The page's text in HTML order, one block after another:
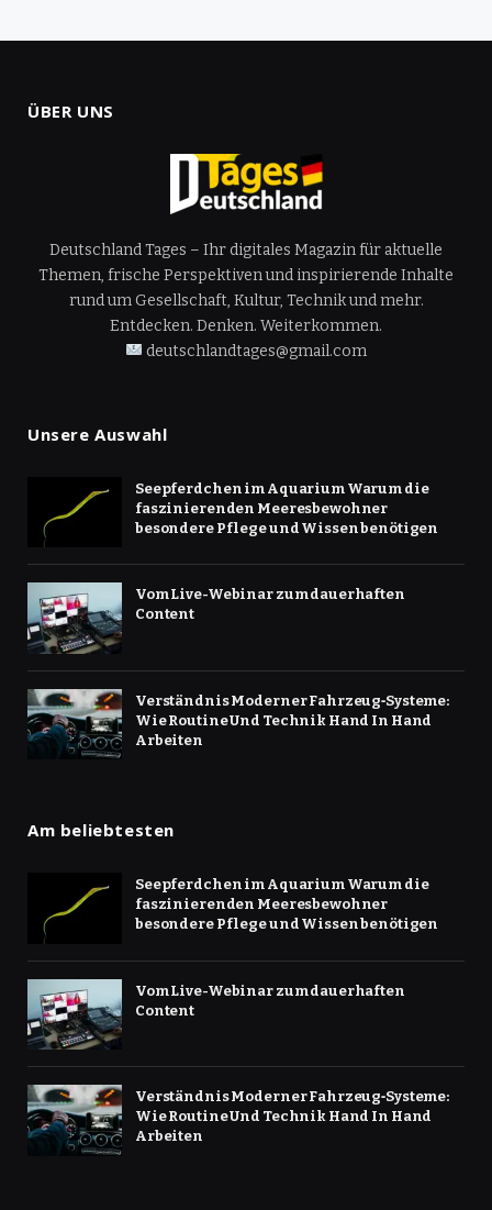
ÜBER UNS
Deutschland Tages – Ihr digitales Magazin für aktuelle
Themen, frische Perspektiven und inspirierende Inhalte
rund um Gesellschaft, Kultur, Technik und mehr.
Entdecken. Denken. Weiterkommen.
deutschlandtages@gmail.com
Unsere Auswahl
Seepferdchen im Aquarium Warum die
faszinierenden Meeresbewohner
besondere Pflege und Wissen benötigen
Vom Live-Webinar zum dauerhaften
Content
Verständnis Moderner Fahrzeug‑Systeme:
Wie Routine Und Technik Hand In Hand
Arbeiten
Am beliebtesten
Seepferdchen im Aquarium Warum die
faszinierenden Meeresbewohner
besondere Pflege und Wissen benötigen
Vom Live-Webinar zum dauerhaften
Content
Verständnis Moderner Fahrzeug‑Systeme:
Wie Routine Und Technik Hand In Hand
Arbeiten